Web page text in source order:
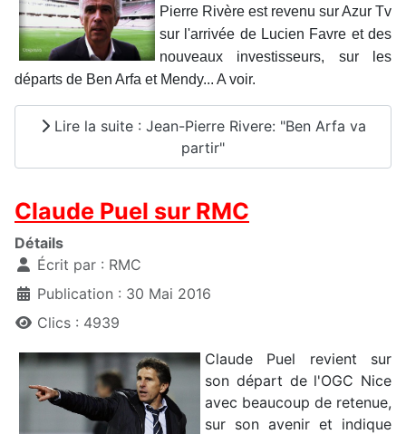
Pierre Rivère est revenu sur Azur Tv
sur l'arrivée de Lucien Favre et des
nouveaux investisseurs, sur les
départs de Ben Arfa et Mendy... A voir.
Lire la suite : Jean-Pierre Rivere: "Ben Arfa va
partir"
Claude Puel sur RMC
Détails
Écrit par : RMC
Publication : 30 Mai 2016
Clics : 4939
Claude Puel revient sur
son départ de l'OGC Nice
avec beaucoup de retenue,
sur son avenir et indique